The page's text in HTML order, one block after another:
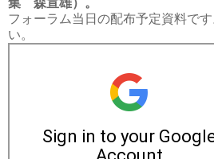
集 森宣雄）。
フォーラム当日の配布予定資料で
い。